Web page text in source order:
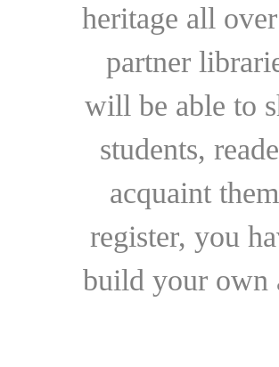
heritage all
partner
will be able to
students,
acquaint
register, you
build your own